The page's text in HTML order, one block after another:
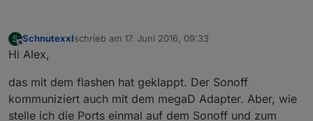
S
Offline
Schnutexxlschrieb am 17. Juni 2016, 09:33
zuletzt editiert von
Hi Alex,
das mit dem flashen hat geklappt. Der Sonoff
kommuniziert auch mit dem megaD Adapter. Aber, wie
stelle ich die Ports einmal auf dem Sonoff und zum